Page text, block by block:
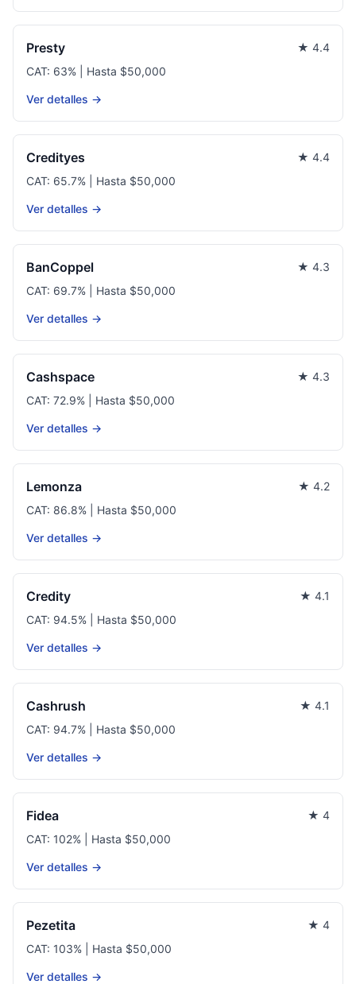
Presty
★ 4.4
CAT: 63% | Hasta $50,000
Ver detalles →
Credityes
★ 4.4
CAT: 65.7% | Hasta $50,000
Ver detalles →
BanCoppel
★ 4.3
CAT: 69.7% | Hasta $50,000
Ver detalles →
Cashspace
★ 4.3
CAT: 72.9% | Hasta $50,000
Ver detalles →
Lemonza
★ 4.2
CAT: 86.8% | Hasta $50,000
Ver detalles →
Credity
★ 4.1
CAT: 94.5% | Hasta $50,000
Ver detalles →
Cashrush
★ 4.1
CAT: 94.7% | Hasta $50,000
Ver detalles →
Fidea
★ 4
CAT: 102% | Hasta $50,000
Ver detalles →
Pezetita
★ 4
CAT: 103% | Hasta $50,000
Ver detalles →